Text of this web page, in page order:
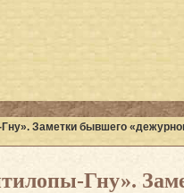
Заметки бывшего
Гну».